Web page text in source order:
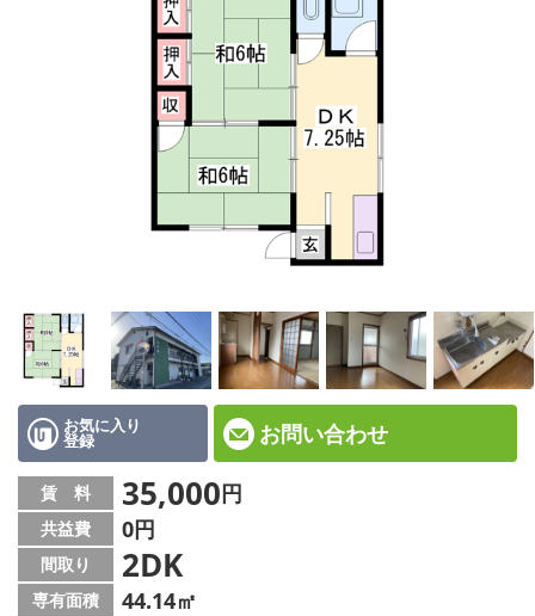
カップル向けの部屋を探す
敷金礼金0円の部屋を探す
都市ガス&オール電化の部屋を探す
ネット無料の部屋を探す
☆インターネット無料物件☆
☆敷金·礼金0円物件☆
路線·駅から探す
地域から探す
地図から探す
スタッフ紹介
お気に入り
登録 お問い合わせ
賃 料 35,000円
共益費 0円
間取り 2DK
専有面積 44.14㎡